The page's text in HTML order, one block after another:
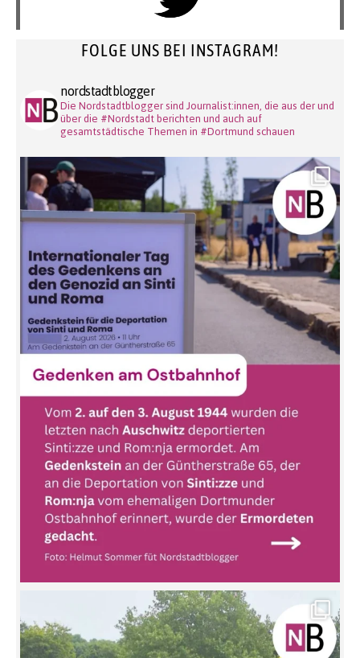
FOLGE UNS BEI INSTAGRAM!
nordstadtblogger
Die Nordstadtblogger sind Journalist:innen, die aus der und
über die #Nordstadt berichten und auch auf
gesamtstädtische Themen in #Dortmund schauen